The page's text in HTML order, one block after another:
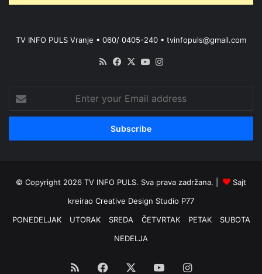
TV INFO PULS Vranje • 060/ 0405-240 • tvinfopuls@gmail.com
RSS Facebook
X YouTube
your
Email
© Copyright 2026 TV INFO PULS. Sva prava zadržana. |
Sajt
kreirao Creative Design Studio P77
PONEDELJAK
UTORAK SREDA ČETVRTAK PETAK
SUBOTA
NEDELJA
RSS Facebook YouTubeInstagram